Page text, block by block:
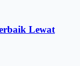
Lewat